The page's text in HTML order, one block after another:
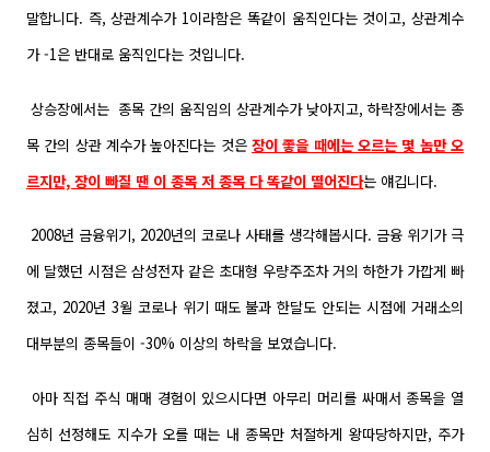
말합니다. 즉, 상관계수가 1이라함은 똑같이 움직인다는 것이고, 상관계수
가 -1은 반대로 움직인다는 것입니다.
상승장에서는 종목 간의 움직임의 상관계수가 낮아지고, 하락장에서는 종
목 간의 상관 계수가 높아진다는 것은 장이 좋을 때에는 오르는 몇 놈만 오
르지만, 장이 빠질 땐 이 종목 저 종목 다 똑같이 떨어진다는 얘깁니다.
2008년 금융위기, 2020년의 코로나 사태를 생각해봅시다. 금융 위기가 극
에 달했던 시점은 삼성전자 같은 초대형 우량주조차 거의 하한가 가깝게 빠
졌고, 2020년 3월 코로나 위기 때도 불과 한달도 안되는 시점에 거래소의
대부분의 종목들이 -30% 이상의 하락을 보였습니다.
아마 직접 주식 매매 경험이 있으시다면 아무리 머리를 싸매서 종목을 열
심히 선정해도 지수가 오를 때는 내 종목만 처절하게 왕따당하지만, 주가